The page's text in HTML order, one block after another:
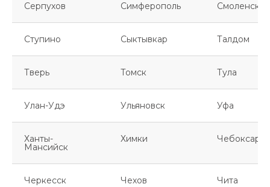
Серпухов Симферополь Смоленск
Ступино Сыктывкар Талдом
Тверь Томск Тула
Улан-Удэ Ульяновск Уфа
Ханты-
Мансийск
Химки Чебоксары
Черкесск Чехов Чита